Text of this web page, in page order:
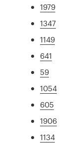
1979
1347
1149
641
59
1054
605
1906
1134